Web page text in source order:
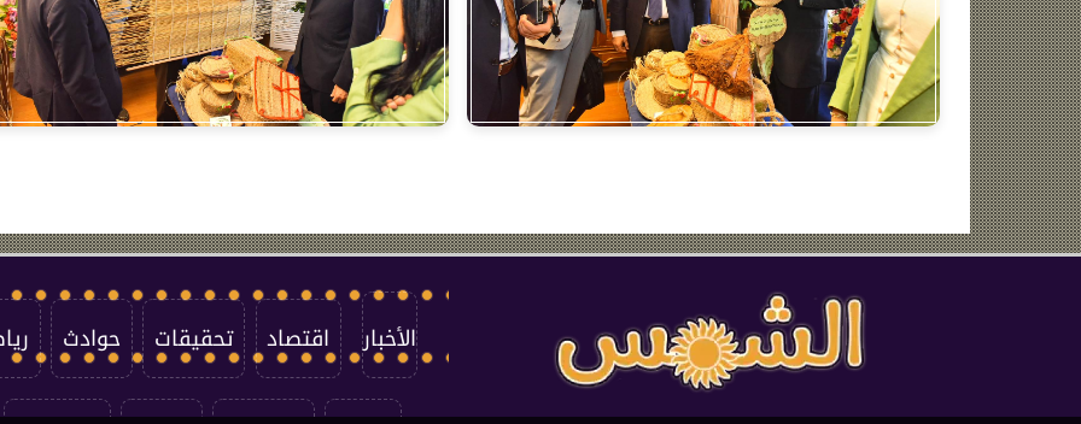
الأخبار اقتصاد تحقيقات حوادث